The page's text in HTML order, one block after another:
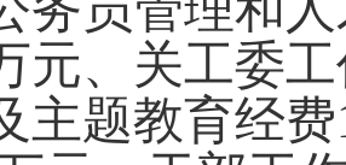
元、关工委
主题教育经费